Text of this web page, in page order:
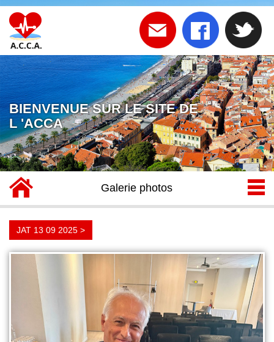
BIENVENUE SUR LE SITE DE
L 'ACCA
Galerie photos
JAT 13 09 2025 >